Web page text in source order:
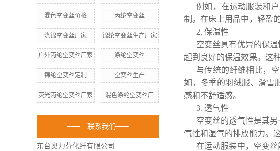
混色空变丝价格 丙纶空变丝
涤锦空变丝厂家 锦纶空变丝生产厂家
户外丙纶空变丝厂家 涤纶空变丝
锦纶空变丝定制 空变丝生产
荧光丙纶空变丝厂家 混色涤纶空变丝厂
联系我们
东台奥力芬化纤有限公司
例如，在运动服装和
制。在床上用品中，轻盈
2. 保温性
空变丝具有优异的保
起到良好的保温效果。这
与传统的纤维相比，
如，冬季的羽绒服、滑雪
感和不舒适感。
3. 透气性
空变丝的透气性是其
气性和湿气的排放能力。
在运动服装中，空变